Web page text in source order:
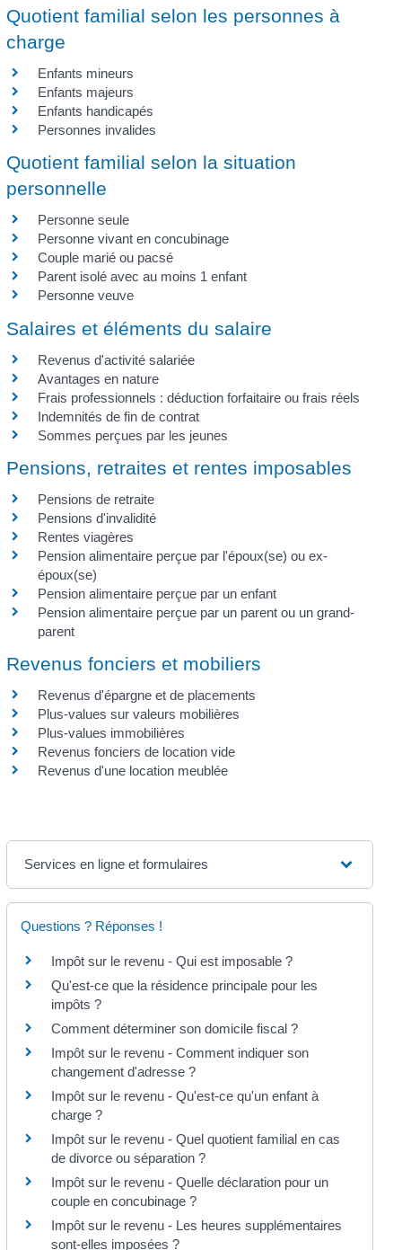
Quotient familial selon les personnes à
charge
Enfants mineurs
Enfants majeurs
Enfants handicapés
Personnes invalides
Quotient familial selon la situation
personnelle
Personne seule
Personne vivant en concubinage
Couple marié ou pacsé
Parent isolé avec au moins 1 enfant
Personne veuve
Salaires et éléments du salaire
Revenus d'activité salariée
Avantages en nature
Frais professionnels : déduction forfaitaire ou frais réels
Indemnités de fin de contrat
Sommes perçues par les jeunes
Pensions, retraites et rentes imposables
Pensions de retraite
Pensions d'invalidité
Rentes viagères
Pension alimentaire perçue par l'époux(se) ou ex-
époux(se)
Pension alimentaire perçue par un enfant
Pension alimentaire perçue par un parent ou un grand-
parent
Revenus fonciers et mobiliers
Revenus d'épargne et de placements
Plus-values sur valeurs mobilières
Plus-values immobilières
Revenus fonciers de location vide
Revenus d'une location meublée
Services en ligne et formulaires
Questions ? Réponses !
Impôt sur le revenu - Qui est imposable ?
Qu'est-ce que la résidence principale pour les
impôts ?
Comment déterminer son domicile fiscal ?
Impôt sur le revenu - Comment indiquer son
changement d'adresse ?
Impôt sur le revenu - Qu'est-ce qu'un enfant à
charge ?
Impôt sur le revenu - Quel quotient familial en cas
de divorce ou séparation ?
Impôt sur le revenu - Quelle déclaration pour un
couple en concubinage ?
Impôt sur le revenu - Les heures supplémentaires
sont-elles imposées ?